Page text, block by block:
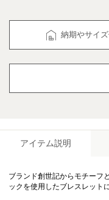
納期やサイ
アイテム説明
ブランド創世記からモチーフ
ックを使用したブレスレット